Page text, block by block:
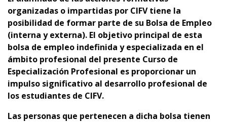
organizadas o impartidas por CIFV tiene la
posibilidad de formar parte de su Bolsa de Empleo
(interna y externa). El objetivo principal de esta
bolsa de empleo indefinida y especializada en el
ámbito profesional del presente Curso de
Especialización Profesional es proporcionar un
impulso significativo al desarrollo profesional de
los estudiantes de CIFV.
Las personas que pertenecen a dicha bolsa tienen